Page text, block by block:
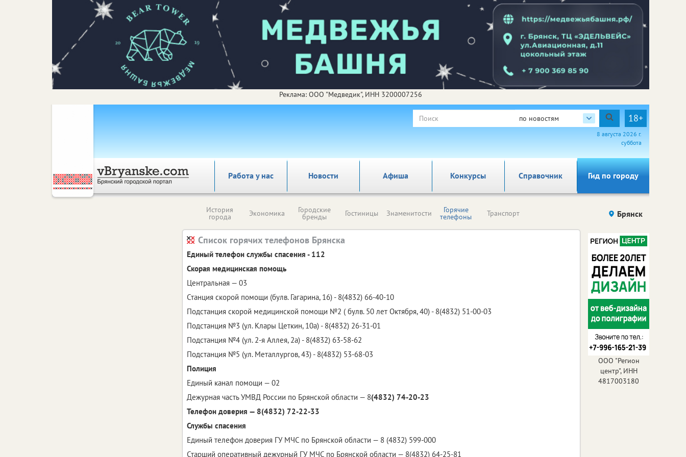
Реклама: ООО "Медведик", ИНН 3200007256
по новостям 18+
8 августа 2026 г.
суббота
Работа у нас Новости Афиша Справочник Гид по городу
Конкурсы
История
города Экономика Городские
бренды Гостиницы Знаменитости Горячие
телефоны Транспорт Брянск
Список горячих телефонов Брянска
Единый телефон службы спасения - 112
Скорая медицинская помощь
Центральная — 03
Станция скорой помощи (булв. Гагарина, 16) - 8(4832) 66-40-10
Подстанция скорой медицинской помощи №2 ( булв. 50 лет Октября, 40) - 8(4832) 51-00-03
Подстанция №3 (ул. Клары Цеткин, 10а) - 8(4832) 26-31-01
Подстанция №4 (ул. 2-я Аллея, 2а) - 8(4832) 63-58-62
Подстанция №5 (ул. Металлургов, 43) - 8(4832) 53-68-03
Полиция
Единый канал помощи — 02
Дежурная часть УМВД России по Брянской области — 8(4832) 74-20-23
Телефон доверия — 8(4832) 72-22-33
Службы спасения
Единый телефон доверия ГУ МЧС по Брянской области — 8 (4832) 599-000
Старший оперативный дежурный ГУ МЧС по Брянской области — 8(4832) 64-25-81
ООО "Регион
центр", ИНН
4817003180